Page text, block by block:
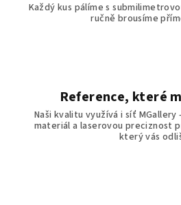
Každý kus pálíme s
ručně brousíme
Reference, které
Naši kvalitu využívá i síť
materiál a laserovou preciznost
který vás